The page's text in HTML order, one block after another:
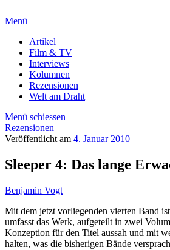
Menü
Artikel
Film & TV
Interviews
Kolumnen
Rezensionen
Welt am Draht
Menü schiessen
Rezensionen
Veröffentlicht am 4. Januar 2010
Sleeper 4: Das lange
Benjamin Vogt
Mit dem jetzt vorliegenden vierten Band ist
umfasst das Werk, aufgeteilt in zwei
Konzeption für den Titel aussah und mit
halten, was die bisherigen Bände